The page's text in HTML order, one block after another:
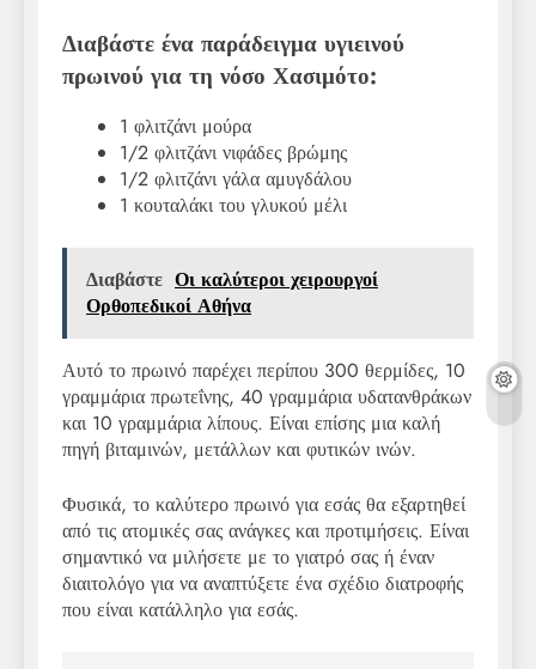
Διαβάστε ένα παράδειγμα υγιεινού
πρωινού για τη νόσο Χασιμότο:
1 φλιτζάνι μούρα
1/2 φλιτζάνι νιφάδες βρώμης
1/2 φλιτζάνι γάλα αμυγδάλου
1 κουταλάκι του γλυκού μέλι
Διαβάστε Οι καλύτεροι χειρουργοί
Ορθοπεδικοί Αθήνα
Αυτό το πρωινό παρέχει περίπου 300 θερμίδες, 10
γραμμάρια πρωτεΐνης, 40 γραμμάρια υδατανθράκων
και 10 γραμμάρια λίπους. Είναι επίσης μια καλή
πηγή βιταμινών, μετάλλων και φυτικών ινών.
Φυσικά, το καλύτερο πρωινό για εσάς θα εξαρτηθεί
από τις ατομικές σας ανάγκες και προτιμήσεις. Είναι
σημαντικό να μιλήσετε με το γιατρό σας ή έναν
διαιτολόγο για να αναπτύξετε ένα σχέδιο διατροφής
που είναι κατάλληλο για εσάς.